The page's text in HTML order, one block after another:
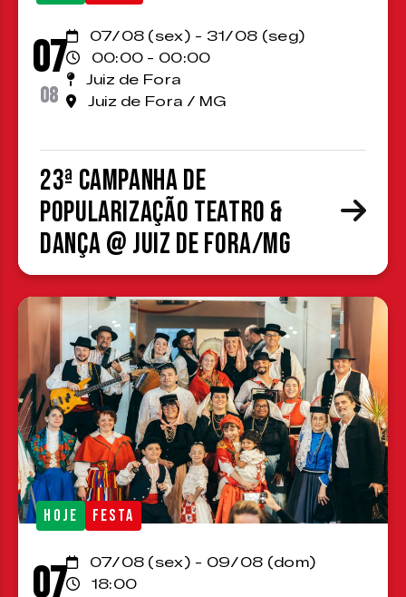
07
08
07/08 (sex) - 31/08 (seg)
00:00 - 00:00
Juiz de Fora
Juiz de Fora / MG
23ª Campanha de
Popularização Teatro &
Dança @ Juiz de Fora/MG
HOJE FESTA
07
07/08 (sex) - 09/08 (dom)
18:00